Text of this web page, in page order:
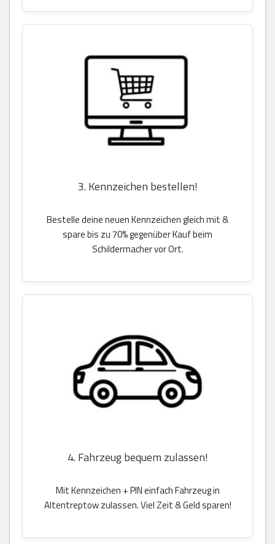
3. Kennzeichen bestellen!
Bestelle deine neuen Kennzeichen gleich mit &
spare bis zu 70% gegenüber Kauf beim
Schildermacher vor Ort.
4. Fahrzeug bequem zulassen!
Mit Kennzeichen + PIN einfach Fahrzeug in
Altentreptow zulassen. Viel Zeit & Geld sparen!